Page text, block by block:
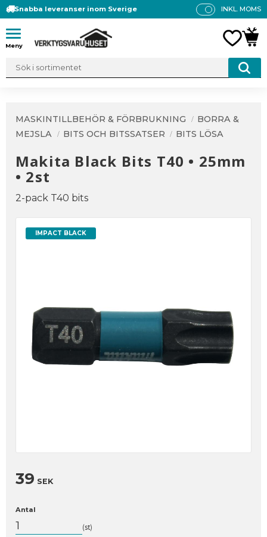
Meny
Snabba leveranser inom Sverige
P
A
S
INKL. MOMS
MASKINTILLBEHÖR & FÖRBRUKNING
BORRA &
MEJSLA
BITS OCH BITSSATSER BITS LÖSA
Makita Black Bits T40 • 25mm
• 2st
2-pack T40 bits
IMPACT BLACK
39 SEK
Antal
st